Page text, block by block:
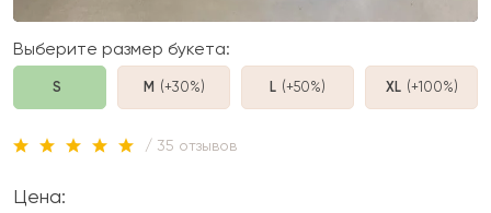
Выберите размер букета:
S M (+30%) L (+50%) XL (+100%)
/ 35 отзывов
Цена: